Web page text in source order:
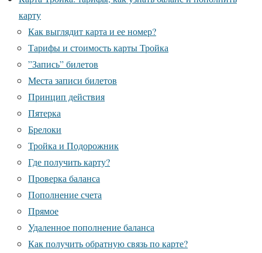
карту
Как выглядит карта и ее номер?
Тарифы и стоимость карты Тройка
”Запись” билетов
Места записи билетов
Принцип действия
Пятерка
Брелоки
Тройка и Подорожник
Где получить карту?
Проверка баланса
Пополнение счета
Прямое
Удаленное пополнение баланса
Как получить обратную связь по карте?